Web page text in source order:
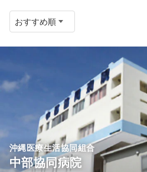
沖縄医療生活協同組合
中部協同病院